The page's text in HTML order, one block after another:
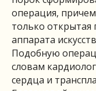
операция, причем
только открытая
аппарата
Подобную
словам
сердца и